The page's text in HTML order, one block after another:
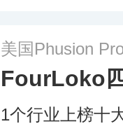
全球数十个国家和
美国Phusion
FourLoko
1个行业上榜十